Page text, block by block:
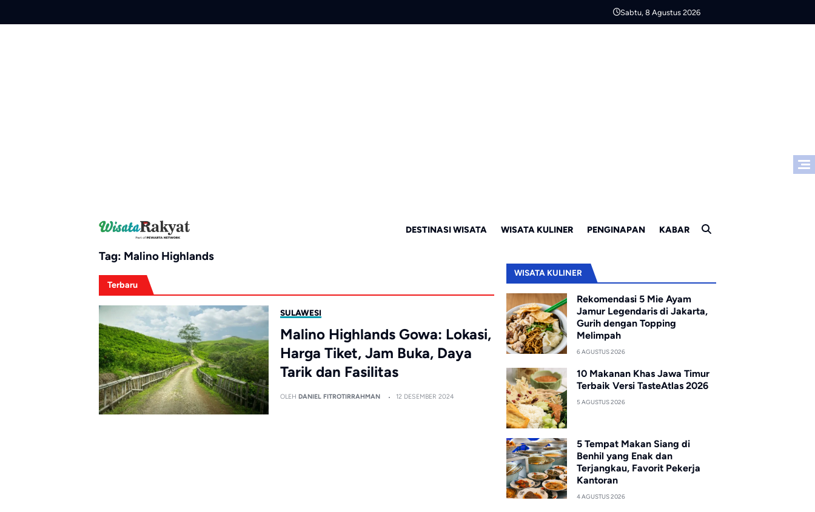
Sabtu, 8 Agustus 2026
DESTINASI WISATA WISATA KULINER PENGINAPAN KABAR
Tag: Malino Highlands
Terbaru
SULAWESI
Malino Highlands Gowa: Lokasi,
Harga Tiket, Jam Buka, Daya
Tarik dan Fasilitas
OLEH DANIEL FITROTIRRAHMAN 12 DESEMBER 2024
WISATA KULINER
Rekomendasi 5 Mie Ayam
Jamur Legendaris di Jakarta,
Gurih dengan Topping
Melimpah
6 AGUSTUS 2026
10 Makanan Khas Jawa Timur
Terbaik Versi TasteAtlas 2026
5 AGUSTUS 2026
5 Tempat Makan Siang di
Benhil yang Enak dan
Terjangkau, Favorit Pekerja
Kantoran
4 AGUSTUS 2026